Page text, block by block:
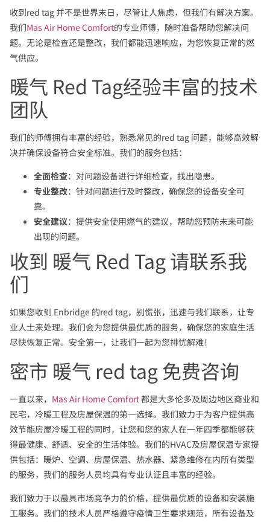
收到red tag 并不是世界末日，尽管让人焦虑，但我们有解决方案。
我们Mas Air Home Comfort的专业师傅，随时准备帮助您解决问
题。无论是检查还是整改，我们都能迅速响应，为您恢复正常的燃
气供应。
暖气 Red Tag经验丰富的技术
团队
我们的师傅拥有丰富的经验，熟悉常见的red tag 问题，能够高效解
决并确保设备符合安全标准。我们的服务包括：
全面检查：对问题设备进行详细检查，找出隐患。
专业整改：针对问题进行及时整改，确保您的设备安全可
靠。
安全建议：提供安全使用燃气的建议，帮助您预防未来可能
出现的问题。
收到 暖气 Red Tag 请联系我
们
如果您收到 Enbridge 的red tag，别慌张，迅速与我们联系，让专
业人士来处理。我们会为您提供最优质的服务，确保您的家庭生活
尽快恢复正常。安全第一，让我们一起为您排忧解难！
密市 暖气 red tag 免费咨询
一直以来， Mas Air Home Comfort都是大多伦多及周边地区商业和
民宅，冷暖工程及房屋保温的第一选择。我们致力于为客户提供高
效节能房屋冷暖工程的同时，让您和您的家人在一年四季都能够获
得最健康、舒适、安全的生活体验。我们的HVAC及房屋保温专家提
供包括：暖炉、空调、房屋保温、热水器、紧急维修在内所有类型
的服务，我们的服务人员均具有专业认证且丰富的经验。
我们致力于以最具市场竞争力的价格，提供最优质的设备和安装施
工服务。我们的技术人员严格遵守疫情卫生要求规范，所有设备及